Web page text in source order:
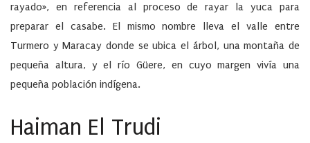
rayado», en referencia al proceso de rayar la yuca para
preparar el casabe. El mismo nombre lleva el valle entre
Turmero y Maracay donde se ubica el árbol, una montaña de
pequeña altura, y el río Güere, en cuyo margen vivía una
pequeña población indígena.
Haiman El Trudi